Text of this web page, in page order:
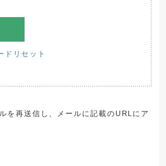
ドリセット
を再送信し、メールに記載のURLにア